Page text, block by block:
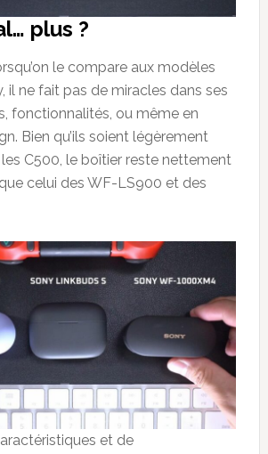
plus ?
le compare aux modèles
il ne fait pas de miracles dans ses
fonctionnalités, ou même en
Bien qu’ils soient légèrement
C500, le boîtier reste nettement
celui des WF-LS900 et des
et de